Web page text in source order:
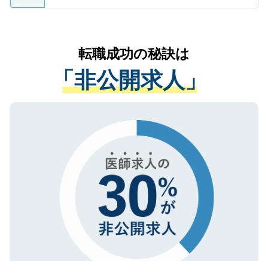
ているすべての個人データはご本人の許可
は、個人情報の取り扱いについての厳密な
管理基準を満たした事業者のみに付与され
る、プライバシーマークを取得済みです。
で、機密保持に関してもご安心ください。
かがいして、現在の医療機関の状況や紹介
経験をまじえながら、適切なアドバイスを
させていただきます。すぐにご転職をされ
ない方には、長期的なサポートが可能です
ので、まずはご登録ください。
転職成功の秘訣は
「非公開求人」